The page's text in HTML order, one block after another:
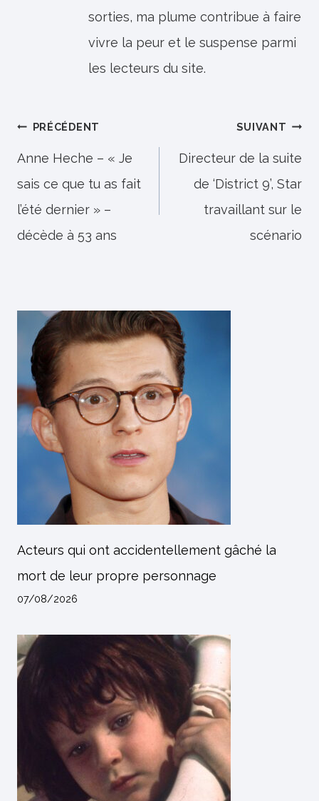
sorties, ma plume contribue à faire
vivre la peur et le suspense parmi
les lecteurs du site.
Navigation
de
l’article
PRÉCÉDENT
Anne Heche – « Je
sais ce que tu as fait
l’été dernier » –
décède à 53 ans
SUIVANT
Directeur de la suite
de ‘District 9’, Star
travaillant sur le
scénario
Acteurs qui ont accidentellement gâché la
mort de leur propre personnage
07/08/2026